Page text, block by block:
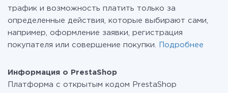
трафик и возможность платить только за
определенные действия, которые выбирают сами,
например, оформление заявки, регистрация
покупателя или совершение покупки.
Подробнее
Информация о PrestaShop
Платформа с открытым кодом PrestaShop